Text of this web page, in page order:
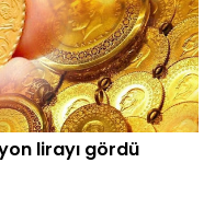
lirayı gördü